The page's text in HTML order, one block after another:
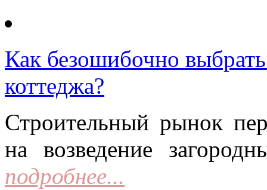
Как безошибочно
коттеджа?
Строительный рынок
на возведение
подробнее...